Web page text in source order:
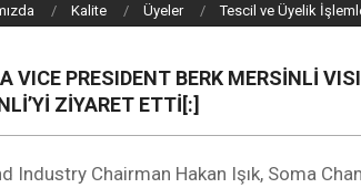
Kalite Üyeler Tescil ve Üyelik
VICE PRESIDENT BERK MERSİNLİ
ZİYARET ETTİ[:]
Industry Chairman Hakan Işık, Soma